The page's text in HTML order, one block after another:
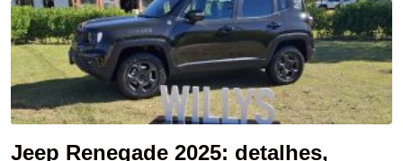
Jeep Renegade 2025: detalhes,